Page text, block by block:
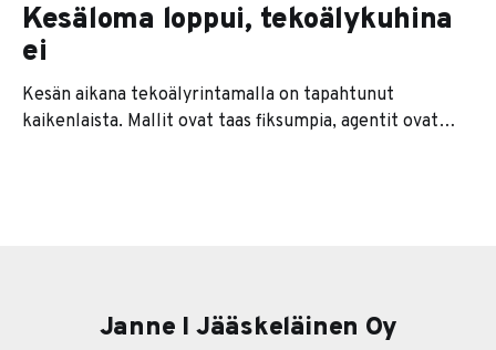
Kesäloma loppui, tekoälykuhina
ei
Kesän aikana tekoälyrintamalla on tapahtunut
kaikenlaista. Mallit ovat taas fiksumpia, agentit ovat
Janne I Jääskeläinen Oy